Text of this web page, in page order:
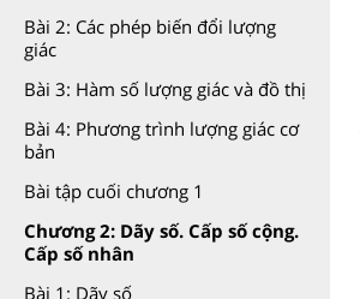
Bài 2: Các phép biến đổi lượng
giác
Bài 3: Hàm số lượng giác và đồ thị
Bài 4: Phương trình lượng giác cơ
bản
Bài tập cuối chương 1
Chương 2: Dãy số. Cấp số cộng.
Cấp số nhân
Bài 1: Dãy số